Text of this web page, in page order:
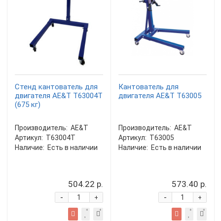
Стенд кантователь для
двигателя AE&T T63004T
(675 кг)
Производитель: AE&T
Артикул: T63004T
Наличие: Есть в наличии
504.22 р.
+
-
Кантователь для
двигателя AE&T Т63005
Производитель: AE&T
Артикул: T63005
Наличие: Есть в наличии
573.40 р.
+
-